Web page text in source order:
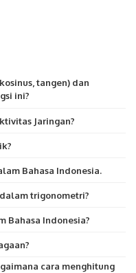
tangen) dan
ini?
Jaringan?
Bahasa Indonesia.
trigonometri?
Bahasa Indonesia?
cara menghitung